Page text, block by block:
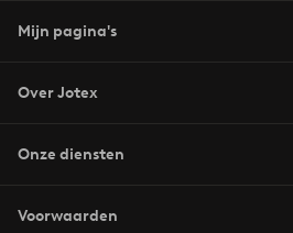
Mijn pagina's
Over Jotex
Onze diensten
Voorwaarden